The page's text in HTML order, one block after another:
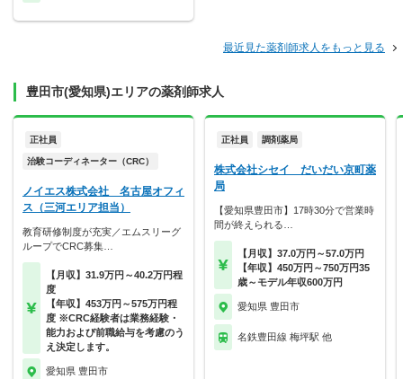
最近見た薬剤師求人をもっと見る
豊田市(愛知県)エリアの薬剤師求人
正社員
治験コーディネーター（CRC）
ノイエス株式会社 名古屋オフィ
ス（三河エリア担当）
教育研修制度が充実／エムスリーグ
ループでCRC募集…
【月収】31.9万円～40.2万円程
度
【年収】453万円～575万円程
度 ※CRC経験者は業務経験・
能力および前職給与を考慮のう
え決定します。
愛知県 豊田市
正社員 調剤薬局
株式会社シセイ だいだい京町薬
局
【愛知県豊田市】17時30分で営業時
間が終えられる…
【月収】37.0万円～57.0万円
【年収】450万円～750万円35
歳～モデル年収600万円
愛知県 豊田市
名鉄豊田線 梅坪駅 他